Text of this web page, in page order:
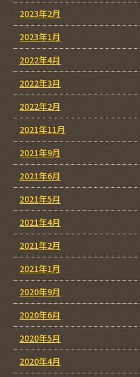
2023年2月
2023年1月
2022年4月
2022年3月
2022年2月
2021年11月
2021年9月
2021年6月
2021年5月
2021年4月
2021年2月
2021年1月
2020年9月
2020年6月
2020年5月
2020年4月